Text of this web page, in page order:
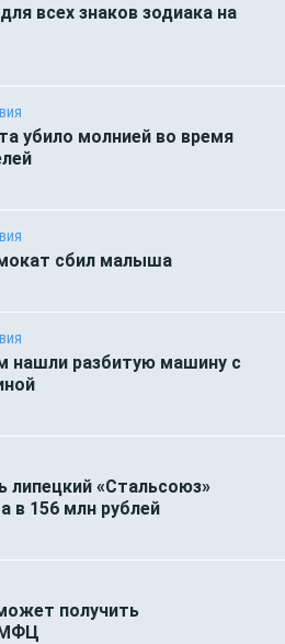
всех знаков зодиака на
убило молнией во время
сбил малыша
нашли разбитую машину с
липецкий «Стальсоюз»
в 156 млн рублей
получить
МФЦ